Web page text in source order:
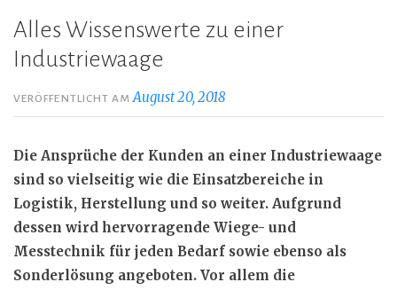
Alles Wissenswerte zu einer
Industriewaage
VERÖFFENTLICHT AMAugust 20, 2018
Die Ansprüche der Kunden an einer Industriewaage
sind so vielseitig wie die Einsatzbereiche in
Logistik, Herstellung und so weiter. Aufgrund
dessen wird hervorragende Wiege- und
Messtechnik für jeden Bedarf sowie ebenso als
Sonderlösung angeboten. Vor allem die